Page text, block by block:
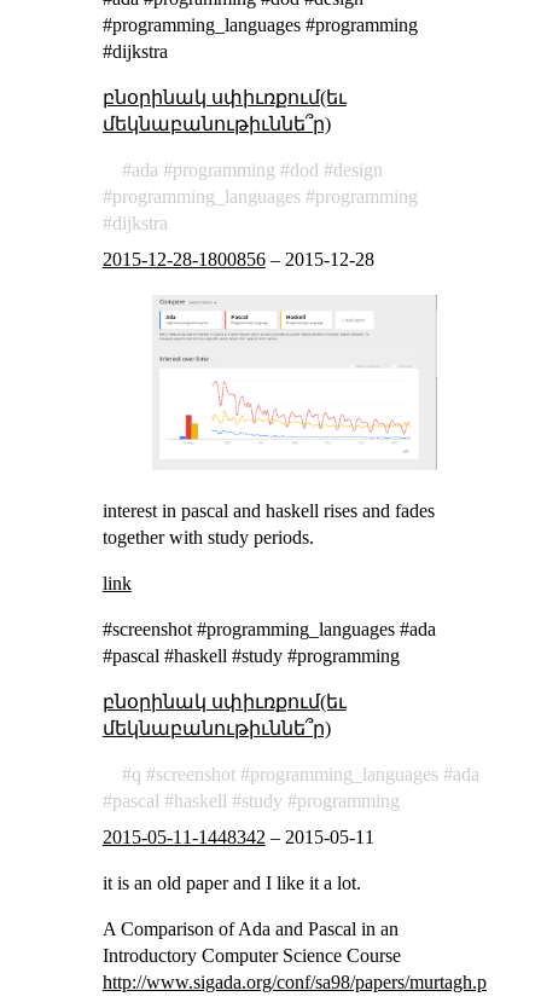
#programming_languages #programming
#dijkstra
բնօրինակ սփիւռքում(եւ
մեկնաբանութիւննե՞ր)
ada programming dod
design
programming_languages
programming
dijkstra
2015-12-28-1800856– 2015-12-28
interest in pascal and haskell rises and fades
together with study periods.
link
#screenshot #programming_languages #ada
#pascal #haskell #study #programming
բնօրինակ սփիւռքում(եւ
մեկնաբանութիւննե՞ր)
q screenshot programming_languages
ada
pascal
haskell study
programming
2015-05-11-1448342 – 2015-05-11
it is an old paper and I like it a lot.
A Comparison of Ada and Pascal in an
Introductory Computer Science Course
http://www.sigada.org/conf/sa98/papers/murtagh.pdf